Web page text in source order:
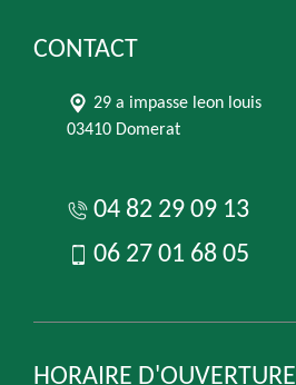
CONTACT
29 a impasse leon louis
03410 Domerat
04 82 29 09 13
06 27 01 68 05
HORAIRE D'OUVERTURE